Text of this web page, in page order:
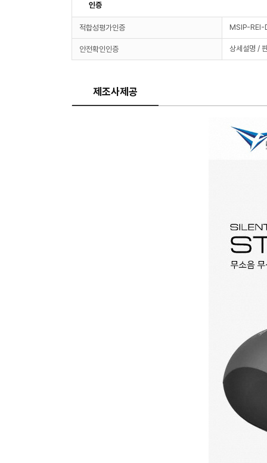
인증
적합성평가인증 MSIP-
안전확인인증 상세설명 /
제조사제공